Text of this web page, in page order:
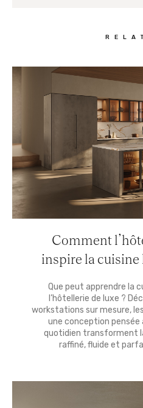
Comment
inspire la cuisine
Que peut apprendre la
l’hôtellerie de luxe ?
workstations sur mesure,
une conception
quotidien transforment
raffiné, fluide et